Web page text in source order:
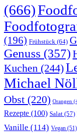
(666)
(196) Frühstück (64)
Genuss (357)
Kuchen (244)
Michael
Obst (220) Orangen
Rezepte (100) Salat (57)
Vanille (114) Vegan (51)